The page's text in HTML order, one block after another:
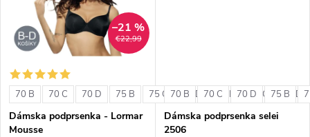
t
o
v
t
o
v
€22,99
–21 %
70 B 70 C 70 D 75 B 75 C 75 D 80 B 80 C 80 D
Dámska podprsenka - Lormar
Mousse
70 B 70 C 70 D 75 B
Dámska podprsenka selei
2506